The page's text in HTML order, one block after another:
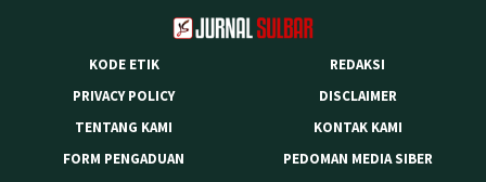
KODE ETIK
REDAKSI
PRIVACY POLICY
DISCLAIMER
TENTANG KAMI
KONTAK KAMI
FORM PENGADUAN
PEDOMAN MEDIA SIBER